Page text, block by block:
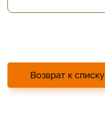
Возврат к списку